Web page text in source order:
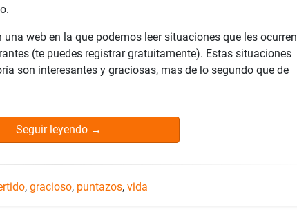
una web en la que podemos leer situaciones que les ocurren
(te puedes registrar gratuitamente). Estas situaciones
son interesantes y graciosas, mas de lo segundo que de
Seguir leyendo →
, gracioso, puntazos, vida